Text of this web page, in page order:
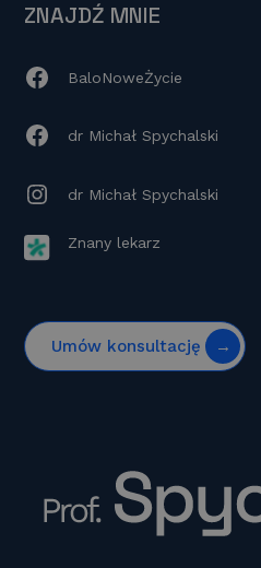
ZNAJDŹ MNIE
BaloNoweŻycie
dr Michał Spychalski
dr Michał Spychalski
Znany lekarz
Umów konsultację